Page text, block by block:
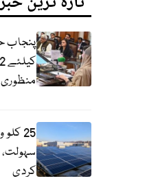
پنجاب
25
سہولت،
کردی